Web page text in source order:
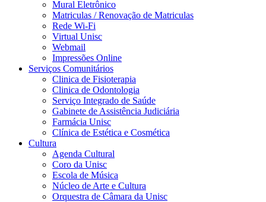
Mural Eletrônico
Matriculas / Renovação de Matriculas
Rede Wi-Fi
Virtual Unisc
Webmail
Impressões Online
Serviços Comunitários
Clinica de Fisioterapia
Clinica de Odontologia
Serviço Integrado de Saúde
Gabinete de Assistência Judiciária
Farmácia Unisc
Clínica de Estética e Cosmética
Cultura
Agenda Cultural
Coro da Unisc
Escola de Música
Núcleo de Arte e Cultura
Orquestra de Câmara da Unisc